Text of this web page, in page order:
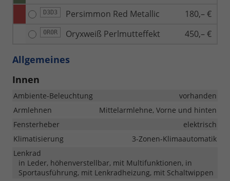
D3D3 Persimmon Red Metallic 180,– €
0R0R Oryxweiß Perlmutteffekt 450,– €
Allgemeines
Innen
Ambiente-Beleuchtung
vorhanden
Armlehnen
Mittelarmlehne, Vorne und hinten
Fensterheber
elektrisch
Klimatisierung
3-Zonen-Klimaautomatik
Lenkrad
in Leder, höhenverstellbar, mit Multifunktionen, in
Sportausführung, mit Lenkradheizung, mit Schaltwippen